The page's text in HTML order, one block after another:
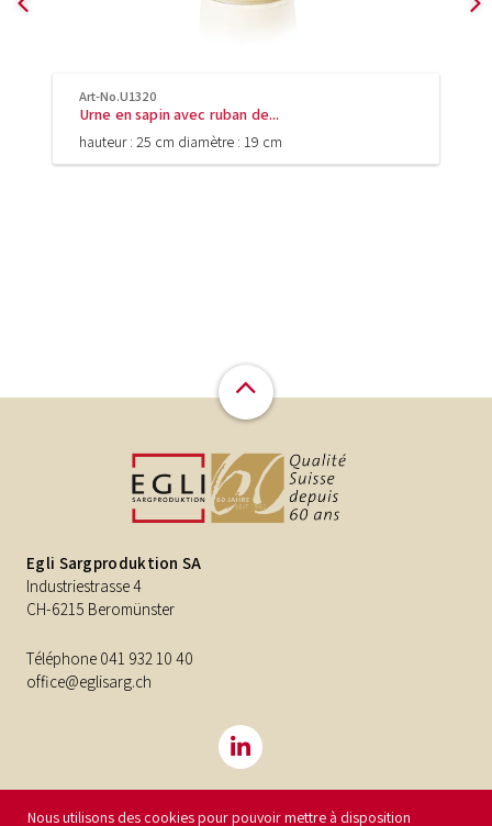
Art-No.U1320
Urne en sapin avec ruban de...
hauteur : 25 cm diamètre : 19 cm
Egli Sargproduktion SA
Industriestrasse 4
CH-6215 Beromünster
Téléphone 041 932 10 40
office@eglisarg.ch
Nous utilisons des cookies pour pouvoir mettre à disposition